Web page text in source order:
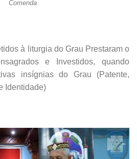
Comenda
à liturgia do Grau Prestaram o
e Investidos, quando
insígnias do Grau (Patente,
Identidade)